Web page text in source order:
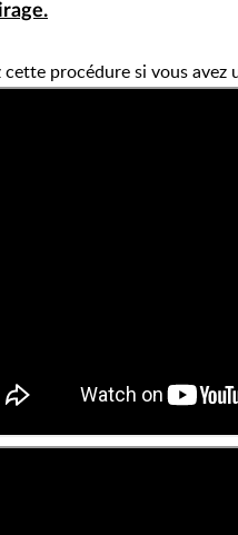
cette procédure si vous